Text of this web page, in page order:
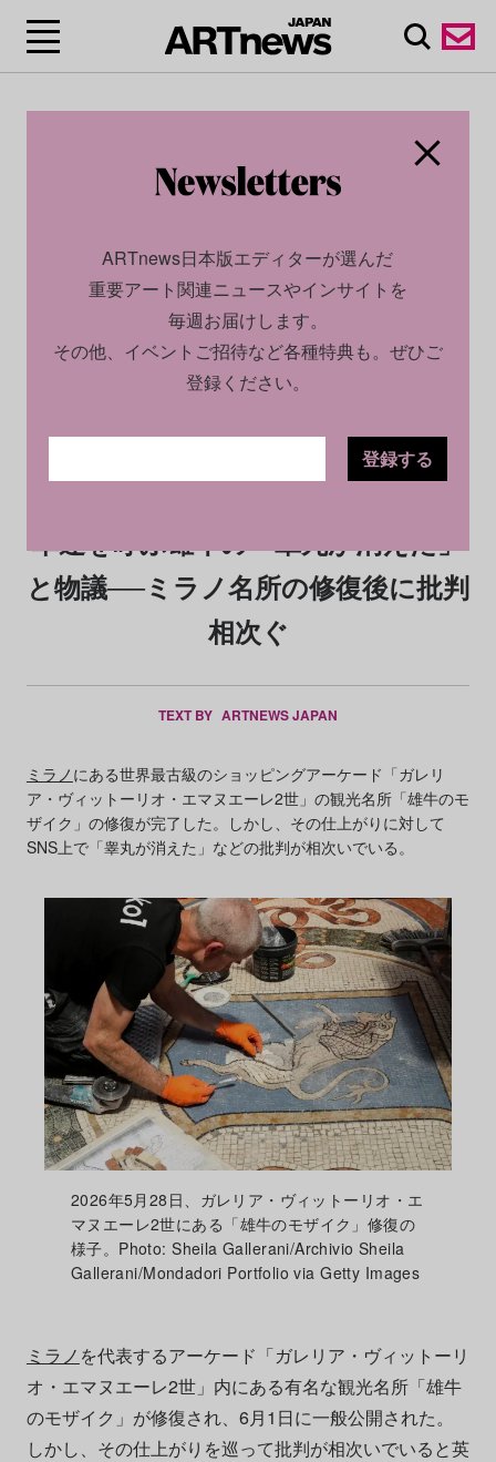
2026.06.04
幸運を呼ぶ雄牛の「睾丸が消えた」
と物議──ミラノ名所の修復後に批判
相次ぐ
TEXT BY ARTNEWS JAPAN
ミラノ にある世界最古級のショッピングアーケード「ガレリ
ア・ヴィットーリオ・エマヌエーレ2世」の観光名所「雄牛のモ
ザイク」の修復が完了した。しかし、その仕上がりに対して
SNS上で「睾丸が消えた」などの批判が相次いでいる。
2026年5月28日、ガレリア・ヴィットーリオ・エ
マヌエーレ2世にある「雄牛のモザイク」修復の
様子。Photo: Sheila Gallerani/Archivio Sheila
Gallerani/Mondadori Portfolio via Getty Images
ミラノ を代表するアーケード「ガレリア・ヴィットーリ
オ・エマヌエーレ2世」内にある有名な観光名所「雄牛
のモザイク」が修復され、6月1日に一般公開された。
しかし、その仕上がりを巡って批判が相次いでいると英
ARTnews日本版エディターが選んだ
重要アート関連ニュースやインサイトを
毎週お届けします。
その他、イベントご招待など各種特典も。ぜひご
登録ください。
登録する